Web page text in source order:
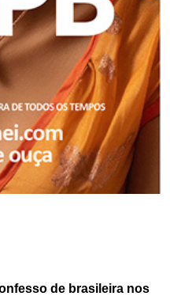
de brasileira nos